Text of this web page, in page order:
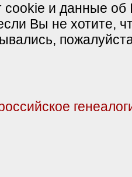
cookie и данные об
Вы не хотите,